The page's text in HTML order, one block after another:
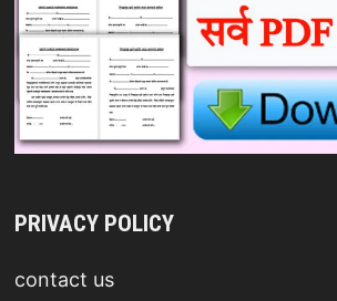
PRIVACY POLICY
contact us